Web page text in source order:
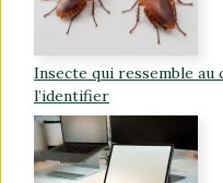
Insecte qui ressemble au
l’identifier